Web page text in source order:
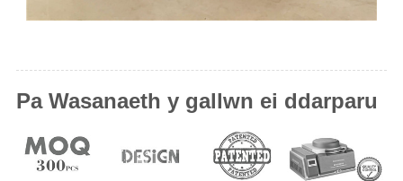
Pa Wasanaeth y gallwn ei ddarparu